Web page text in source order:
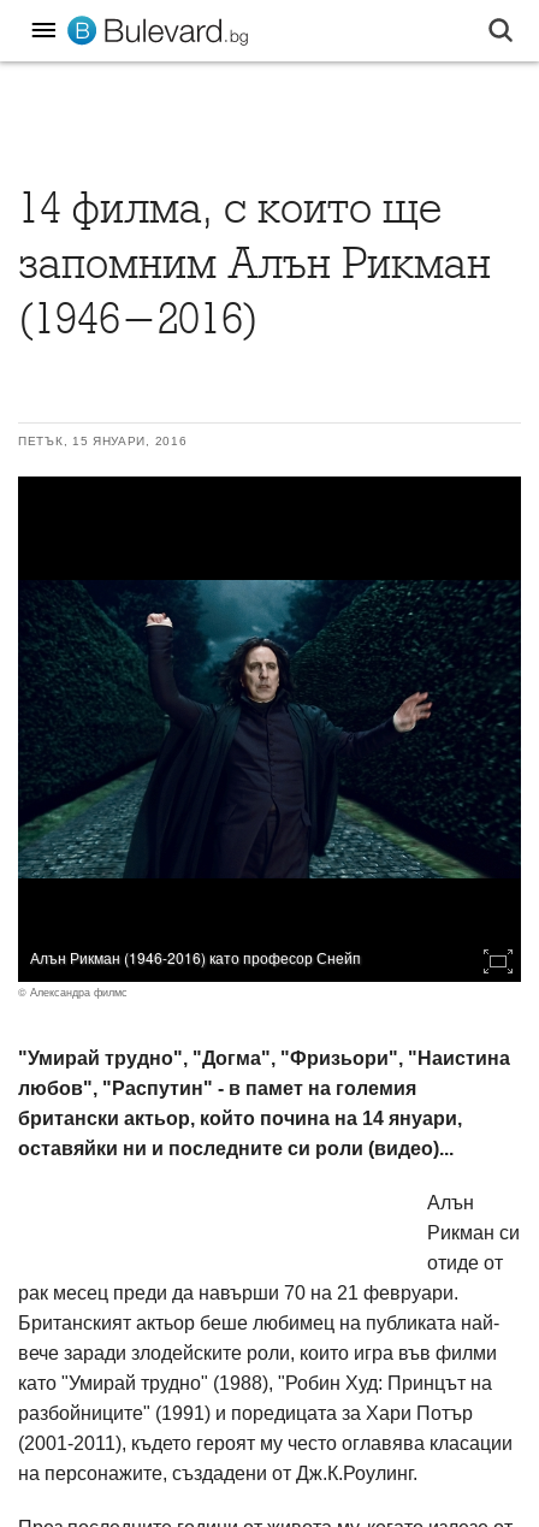
14 филма, с които ще
запомним Алън Рикман
(1946-2016)
ПЕТЪК, 15 ЯНУАРИ, 2016
Алън Рикман (1946-2016) като професор Снейп
© Александра филмс
"Умирай трудно", "Догма", "Фризьори", "Наистина
любов", "Распутин" - в памет на големия
британски актьор, който почина на 14 януари,
оставяйки ни и последните си роли (видео)...
Алън
Рикман си
отиде от
рак месец преди да навърши 70 на 21 февруари.
Британският актьор беше любимец на публиката най-
вече заради злодейските роли, които игра във филми
като "Умирай трудно" (1988), "Робин Худ: Принцът на
разбойниците" (1991) и поредицата за Хари Потър
(2001-2011), където героят му често оглавява класации
на персонажите, създадени от Дж.К.Роулинг.